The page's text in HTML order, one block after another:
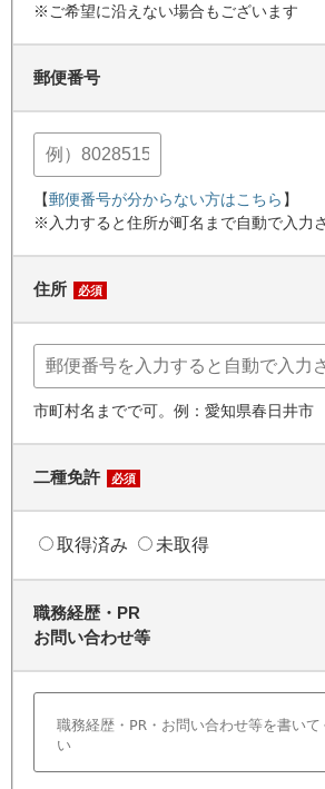
※ご希望に沿えない場合もございます
郵便番号
【郵便番号が分からない方はこちら 】
※入力すると住所が町名まで自動で入力
住所 必須
市町村名までで可。例：愛知県春日井市
二種免許 必須
取得済み 未取得
職務経歴・PR
お問い合わせ等